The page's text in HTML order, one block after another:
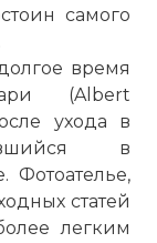
самого
время
(Albert
ухода в
в
статей
легким